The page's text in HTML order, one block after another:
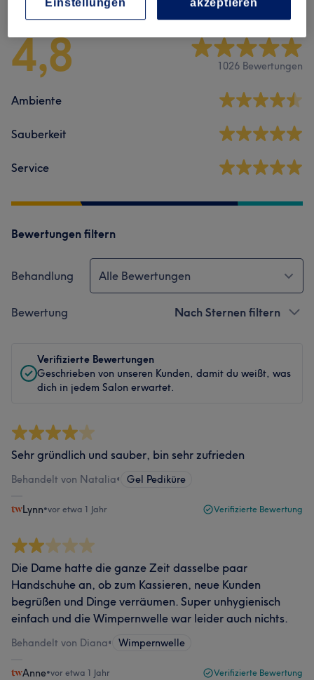
4,8 1026 Bewertungen
Ambiente
Sauberkeit
Service
Bewertungen filtern
Behandlung Alle Bewertungen
Bewertung Nach Sternen filtern
Verifizierte Bewertungen
Geschrieben von unseren Kunden, damit du weißt, was
dich in jedem Salon erwartet.
Sehr gründlich und sauber, bin sehr zufrieden
Behandelt von Natalia• Gel Pediküre
Lynn•vor etwa 1 Jahr Verifizierte Bewertung
Die Dame hatte die ganze Zeit dasselbe paar
Handschuhe an, ob zum Kassieren, neue Kunden
begrüßen und Dinge verräumen. Super unhygienisch
einfach und die Wimpernwelle war leider auch nichts.
Behandelt von Diana• Wimpernwelle
Anne•vor etwa 1 Jahr Verifizierte Bewertung
Einstellungen
akzeptieren